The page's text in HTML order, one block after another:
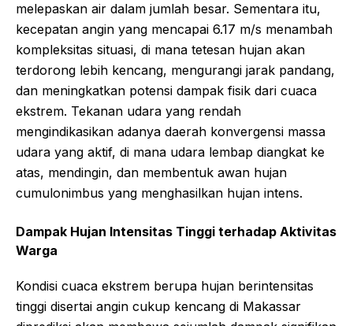
melepaskan air dalam jumlah besar. Sementara itu,
kecepatan angin yang mencapai 6.17 m/s menambah
kompleksitas situasi, di mana tetesan hujan akan
terdorong lebih kencang, mengurangi jarak pandang,
dan meningkatkan potensi dampak fisik dari cuaca
ekstrem. Tekanan udara yang rendah
mengindikasikan adanya daerah konvergensi massa
udara yang aktif, di mana udara lembap diangkat ke
atas, mendingin, dan membentuk awan hujan
cumulonimbus yang menghasilkan hujan intens.
Dampak Hujan Intensitas Tinggi terhadap Aktivitas
Warga
Kondisi cuaca ekstrem berupa hujan berintensitas
tinggi disertai angin cukup kencang di Makassar